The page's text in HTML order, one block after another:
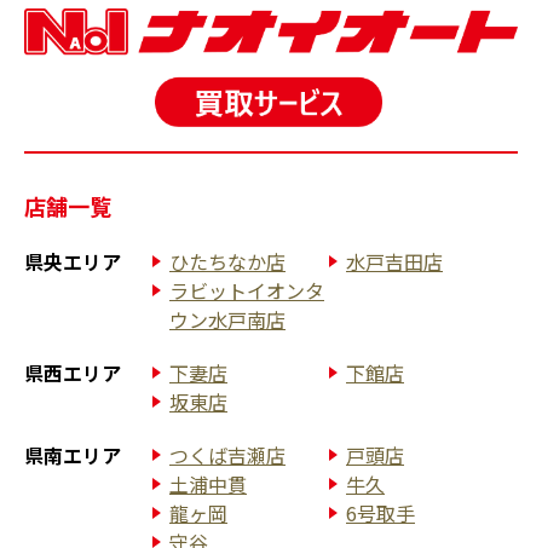
店舗一覧
県央エリア ひたちなか店
水戸吉田店
ラビットイオンタ
ウン水戸南店
県西エリア
下妻店
下館店
坂東店
県南エリア
つくば吉瀬店
戸頭店
土浦中貫
牛久
龍ヶ岡
6号取手
守谷